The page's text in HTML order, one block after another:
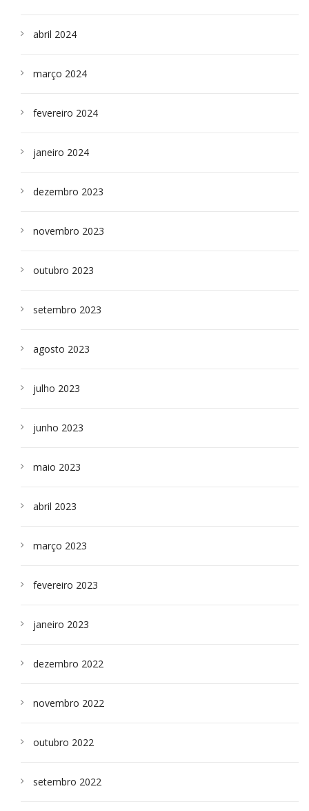
abril 2024
março 2024
fevereiro 2024
janeiro 2024
dezembro 2023
novembro 2023
outubro 2023
setembro 2023
agosto 2023
julho 2023
junho 2023
maio 2023
abril 2023
março 2023
fevereiro 2023
janeiro 2023
dezembro 2022
novembro 2022
outubro 2022
setembro 2022